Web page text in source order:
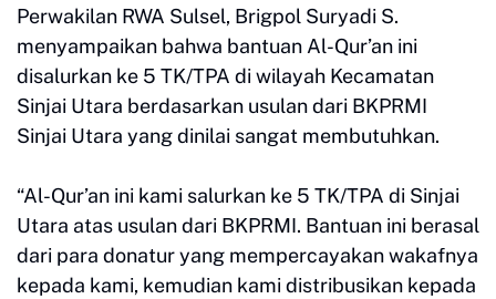
Perwakilan RWA Sulsel, Brigpol Suryadi S.
menyampaikan bahwa bantuan Al-Qur’an ini
disalurkan ke 5 TK/TPA di wilayah Kecamatan
Sinjai Utara berdasarkan usulan dari BKPRMI
Sinjai Utara yang dinilai sangat membutuhkan.
“Al-Qur’an ini kami salurkan ke 5 TK/TPA di Sinjai
Utara atas usulan dari BKPRMI. Bantuan ini berasal
dari para donatur yang mempercayakan wakafnya
kepada kami, kemudian kami distribusikan kepada